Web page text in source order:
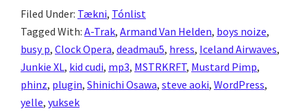
Filed Under: Tækni, Tónlist
Tagged With: A-Trak, Armand Van Helden, boys noize,
busy p, Clock Opera, deadmau5, hress, Iceland Airwaves,
Junkie XL, kid cudi, mp3, MSTRKRFT, Mustard Pimp,
phinz, plugin, Shinichi Osawa, steve aoki, WordPress,
yelle, yuksek